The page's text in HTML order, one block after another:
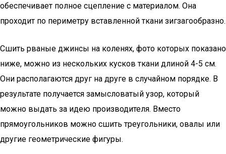
обеспечивает полное сцепление с материалом. Она
проходит по периметру вставленной ткани зигзагообразно.
Сшить рваные джинсы на коленях, фото которых показано
ниже, можно из нескольких кусков ткани длиной 4-5 см.
Они располагаются друг на друге в случайном порядке. В
результате получается замысловатый узор, который
можно выдать за идею производителя. Вместо
прямоугольников можно сшить треугольники, овалы или
другие геометрические фигуры.